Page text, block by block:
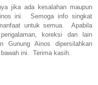
jika ada kesalahan maupun
ini. Semoga info singkat
untuk semua. Apabila
koreksi dan lain
Gunung Ainos dipersilahkan
ini. Terima kasih.